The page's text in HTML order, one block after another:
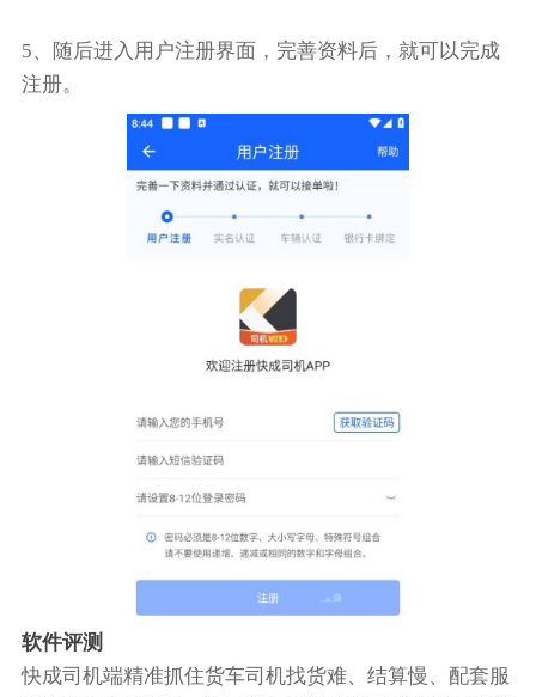
5、随后进入用户注册界面，完善资料后，就可以完成
注册。
软件评测
快成司机端精准抓住货车司机找货难、结算慢、配套服